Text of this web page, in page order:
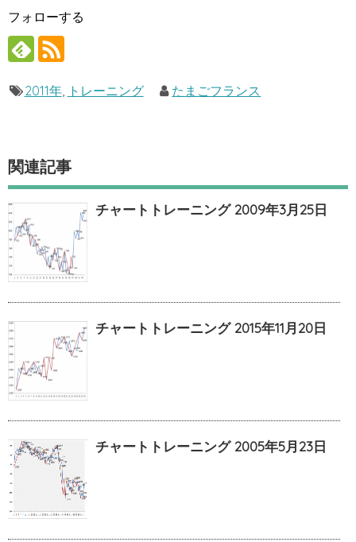
フォローする
2011年, トレーニング たまごフランス
関連記事
チャートトレーニング 2009年3月25日
チャートトレーニング 2015年11月20日
チャートトレーニング 2005年5月23日